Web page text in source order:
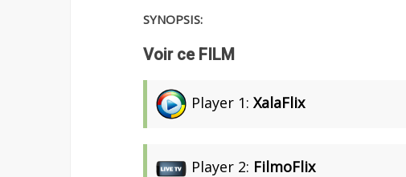
SYNOPSIS:
Voir ce FILM
Player 1: XalaFlix
Player 2: FilmoFlix